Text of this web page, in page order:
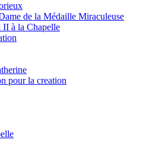
de la Médaille Miraculeuse
II à la Chapelle
pour la creation